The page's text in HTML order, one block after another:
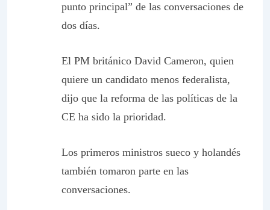
punto principal” de las conversaciones de
dos días.
El PM británico David Cameron, quien
quiere un candidato menos federalista,
dijo que la reforma de las políticas de la
CE ha sido la prioridad.
Los primeros ministros sueco y holandés
también tomaron parte en las
conversaciones.